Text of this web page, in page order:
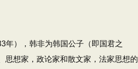
年），韩非为韩国公子（即国君之
思想家，政论家和散文家，法家思想的